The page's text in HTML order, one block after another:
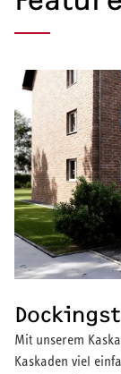
LÜFTEN
Mit unserem
Kaskaden viel